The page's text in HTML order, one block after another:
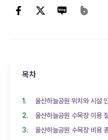
목차
울산하늘공원 위치와 시설
울산하늘공원 수목장 이용
울산하늘공원 수목장 비용